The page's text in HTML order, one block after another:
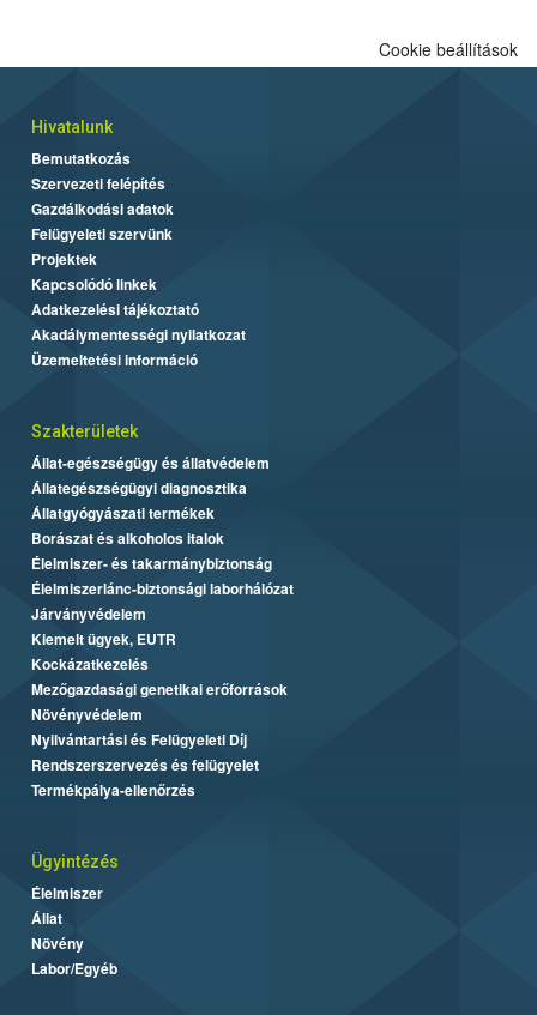
Cookie beállítások
Hivatalunk
Bemutatkozás
Szervezeti felépítés
Gazdálkodási adatok
Felügyeleti szervünk
Projektek
Kapcsolódó linkek
Adatkezelési tájékoztató
Akadálymentességi nyilatkozat
Üzemeltetési információ
Szakterületek
Állat-egészségügy és állatvédelem
Állategészségügyi diagnosztika
Állatgyógyászati termékek
Borászat és alkoholos italok
Élelmiszer- és takarmánybiztonság
Élelmiszerlánc-biztonsági laborhálózat
Járványvédelem
Kiemelt ügyek, EUTR
Kockázatkezelés
Mezőgazdasági genetikai erőforrások
Növényvédelem
Nyilvántartási és Felügyeleti Díj
Rendszerszervezés és felügyelet
Termékpálya-ellenőrzés
Ügyintézés
Élelmiszer
Állat
Növény
Labor/Egyéb